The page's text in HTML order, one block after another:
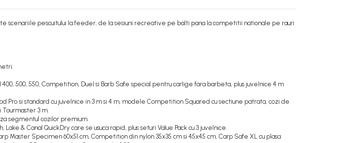
scenariile pescuitului la feeder, de la sesiuni recreative pe balti pana la competitii nationale pe rauri
500, 550, Competition, Duel si Barb Safe special pentru carlige fara barbeta, plus juvelnice 4 m
Pro si standard cu juvelnice in 3 m si 4 m, modele Competition Squared cu sectiune patrata, cozi de
Tourmaster 3 m.
segmentul cozilor premium.
& Canal QuickDry care se usuca rapid, plus seturi Value Pack cu 3 juvelnice.
Master Specimen 60x51 cm, Competition din nylon 35x35 cm si 45x45 cm, Carp Safe XL cu plasa